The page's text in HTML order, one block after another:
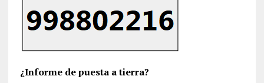
¿Informe de puesta a tierra?